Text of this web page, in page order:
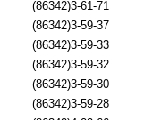
(86342)3-61-71
(86342)3-59-37
(86342)3-59-33
(86342)3-59-32
(86342)3-59-30
(86342)3-59-28